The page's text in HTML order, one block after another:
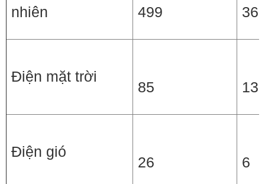
nhiên
499
Điện mặt trời
85 13
Điện gió
26 6